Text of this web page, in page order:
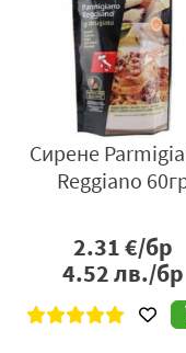
Сирене
Reggiano
2.31€/бр
4.52лв./бр